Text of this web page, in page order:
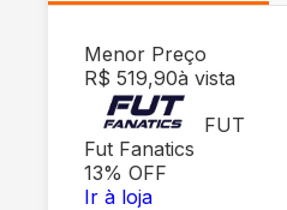
Menor Preço
R$ 519,90à vista
FUT
Fut Fanatics
13% OFF
Ir à loja